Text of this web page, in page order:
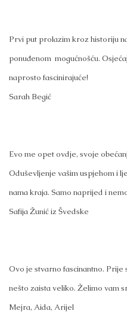
Prvi put prolazim kroz historiju
ponuđenom mogućnošću.
naprosto fascinirajuće!
Sarah Begić
Evo me opet ovdje, svoje
Oduševljenje vašim uspjehom i
nama kraja. Samo naprijed i
Safija Žunić iz Švedske
Ovo je stvarno fascinantno.
nešto zaista veliko. Želimo vam
Mejra, Aida, Arijel